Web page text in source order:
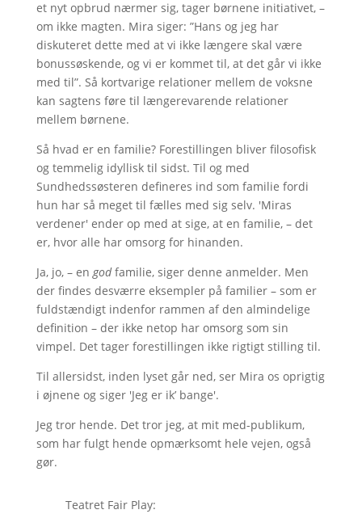
et nyt opbrud nærmer sig, tager børnene initiativet, –
om ikke magten. Mira siger: ”Hans og jeg har
diskuteret dette med at vi ikke længere skal være
bonussøskende, og vi er kommet til, at det går vi ikke
med til”. Så kortvarige relationer mellem de voksne
kan sagtens føre til længerevarende relationer
mellem børnene.
Så hvad er en familie? Forestillingen bliver filosofisk
og temmelig idyllisk til sidst. Til og med
Sundhedssøsteren defineres ind som familie fordi
hun har så meget til fælles med sig selv. 'Miras
verdener' ender op med at sige, at en familie, – det
er, hvor alle har omsorg for hinanden.
Ja, jo, – engodfamilie, siger denne anmelder. Men
der findes desværre eksempler på familier – som er
fuldstændigt indenfor rammen af den almindelige
definition – der ikke netop har omsorg som sin
vimpel. Det tager forestillingen ikke rigtigt stilling til.
Til allersidst, inden lyset går ned, ser Mira os oprigtig
i øjnene og siger 'Jeg er ik’ bange'.
Jeg tror hende. Det tror jeg, at mit med-publikum,
som har fulgt hende opmærksomt hele vejen, også
gør.
Teatret Fair Play: